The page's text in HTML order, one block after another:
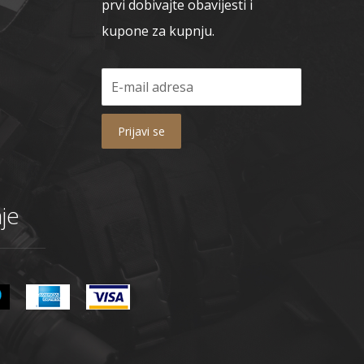
prvi dobivajte obavijesti i
kupone za kupnju.
Prijavi se